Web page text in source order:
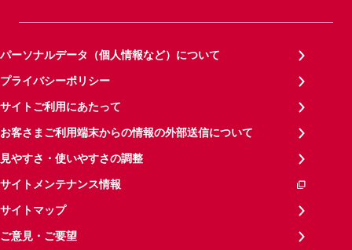
パーソナルデータ（個人情報など）について
プライバシーポリシー
サイトご利用にあたって
お客さまご利用端末からの情報の外部送信について
見やすさ・使いやすさの調整
サイトメンテナンス情報
サイトマップ
ご意見・ご要望